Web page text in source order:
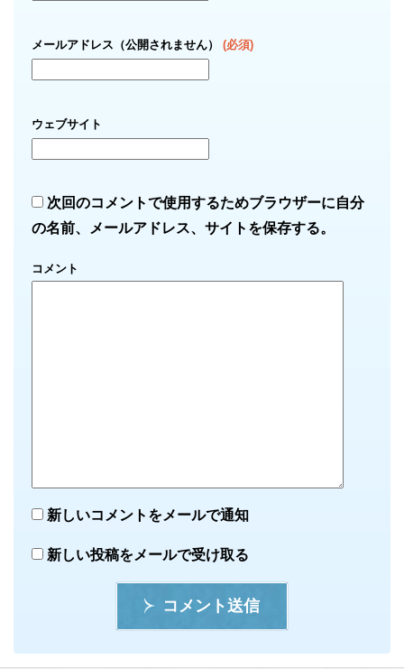
メールアドレス（公開されません） (必須)
ウェブサイト
次回のコメントで使用するためブラウザーに自分
の名前、メールアドレス、サイトを保存する。
コメント
新しいコメントをメールで通知
新しい投稿をメールで受け取る
コメント送信